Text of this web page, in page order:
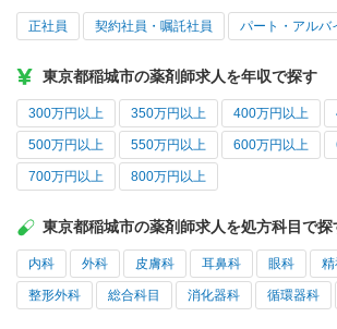
正社員 契約社員・嘱託社員 パート・アルバ
東京都稲城市の薬剤師求人を年収で探す
300万円以上 350万円以上 400万円以上
500万円以上 550万円以上 600万円以上
700万円以上 800万円以上
東京都稲城市の薬剤師求人を処方科目で探
内科 外科 皮膚科 耳鼻科 眼科
整形外科 総合科目 消化器科 循環器科